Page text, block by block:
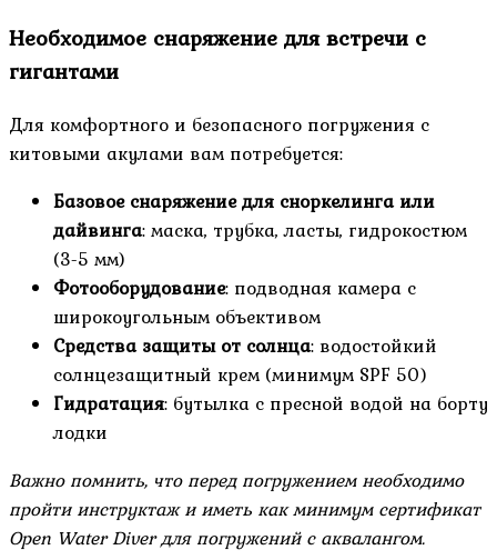
Необходимое снаряжение для встречи с
гигантами
Для комфортного и безопасного погружения с
китовыми акулами вам потребуется:
Базовое снаряжение для сноркелинга или
дайвинга: маска, трубка, ласты, гидрокостюм
(3-5 мм)
Фотооборудование: подводная камера с
широкоугольным объективом
Средства защиты от солнца: водостойкий
солнцезащитный крем (минимум SPF 50)
Гидратация: бутылка с пресной водой на борту
лодки
Важно помнить, что перед погружением необходимо
пройти инструктаж и иметь как минимум сертификат
Open Water Diver для погружений с аквалангом.